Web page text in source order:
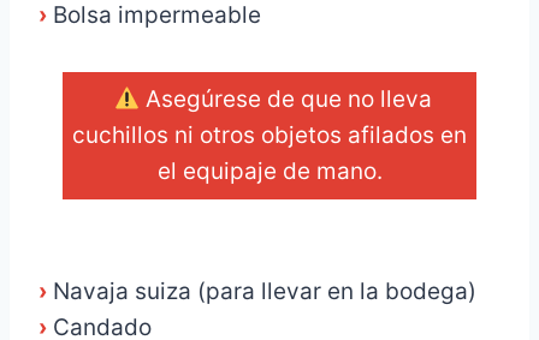
› Bolsa impermeable
Asegúrese de que no lleva
cuchillos ni otros objetos afilados en
el equipaje de mano.
› Navaja suiza (para llevar en la bodega)
› Candado